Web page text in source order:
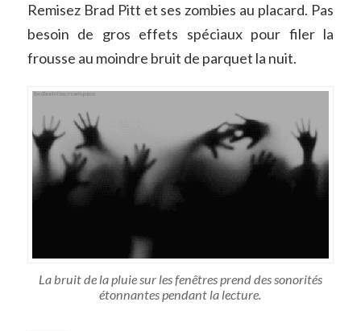
Remisez Brad Pitt et ses zombies au placard. Pas
besoin de gros effets spéciaux pour filer la
frousse au moindre bruit de parquet la nuit.
La bruit de la pluie sur les fenêtres prend des sonorités
étonnantes pendant la lecture.